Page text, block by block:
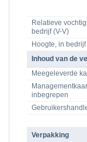
Relatieve
bedrijf (V-V)
Hoogte, in bedrijf
Inhoud van de
Meegeleverde
inbegrepen
Verpakking